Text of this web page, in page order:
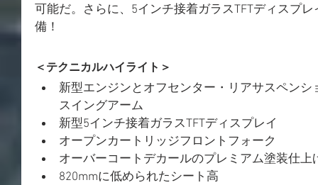
可能だ。さらに、5インチ接着ガラスTFTディスプ
備！
＜テクニカルハイライト＞
新型エンジンとオフセンター・リアサスペン
スイングアーム
新型5インチ接着ガラスTFTディスプレイ
オープンカートリッジフロントフォーク
オーバーコートデカールのプレミアム塗装仕上
820mmに低められたシート高